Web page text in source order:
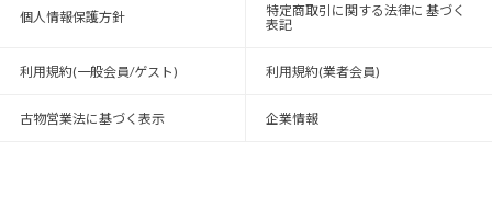
個人情報保護方針
特定商取引に関する法律に 基づく
表記
利用規約(一般会員/ゲスト) 利用規約(業者会員)
古物営業法に基づく表示 企業情報